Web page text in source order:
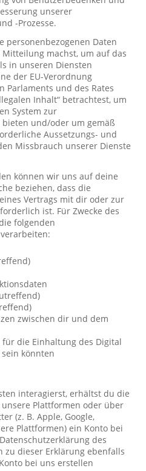
unserer
-Prozesse.
personenbezogenen Daten
machst, um auf das
in unseren Diensten
der EU-Verordnung
Parlaments und des Rates
Inhalt“ betrachtest, um
System zur
und/oder um gemäß
Aussetzungs- und
Missbrauch unserer Dienste
können wir uns auf deine
beziehen, dass die
Vertrags mit dir oder zur
ist. Für Zwecke des
folgenden
zwischen dir und dem
die Einhaltung des Digital
könnten
interagierst, erhältst du die
Plattformen oder über
(z. B. Apple, Google,
Plattformen) ein Konto bei
des
zu dieser Erklärung ebenfalls
bei uns erstellen